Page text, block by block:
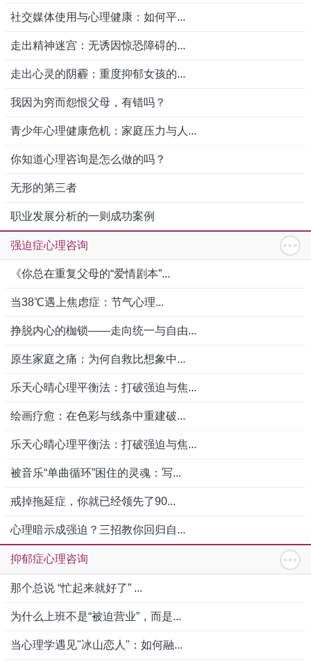
社交媒体使用与心理健康：如何平...
走出精神迷宫：无诱因惊恐障碍的...
走出心灵的阴霾：重度抑郁女孩的...
我因为穷而怨恨父母，有错吗？
青少年心理健康危机：家庭压力与人...
你知道心理咨询是怎么做的吗？
无形的第三者
职业发展分析的一则成功案例
强迫症心理咨询
《你总在重复父母的“爱情剧本”...
当38℃遇上焦虑症：节气心理...
挣脱内心的枷锁——走向统一与自由...
原生家庭之痛：为何自救比想象中...
乐天心晴心理平衡法：打破强迫与焦...
绘画疗愈：在色彩与线条中重建破...
乐天心晴心理平衡法：打破强迫与焦...
被音乐“单曲循环”困住的灵魂：写...
戒掉拖延症，你就已经领先了90...
心理暗示成强迫？三招教你回归自...
抑郁症心理咨询
那个总说 “忙起来就好了” ...
为什么上班不是“被迫营业”，而是...
当心理学遇见"冰山恋人"：如何融...